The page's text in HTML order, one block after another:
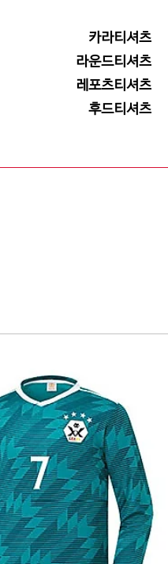
카라티셔츠
라운드티셔츠
레포츠티셔츠
후드티셔츠